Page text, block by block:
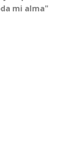
mi alma"